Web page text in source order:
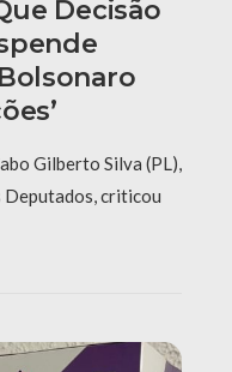
Decisão
Gilberto Silva (PL),
Deputados, criticou